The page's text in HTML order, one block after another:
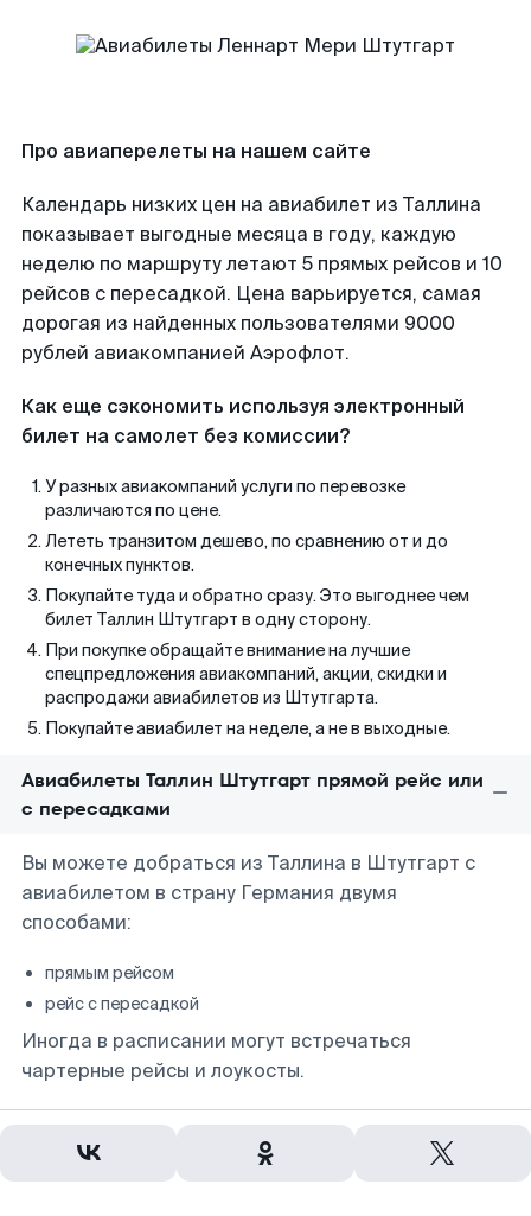
Про авиаперелеты на нашем сайте
Календарь низких цен на авиабилет из Таллина
показывает выгодные месяца в году, каждую
неделю по маршруту летают 5 прямых рейсов и 10
рейсов с пересадкой. Цена варьируется, самая
дорогая из найденных пользователями 9000
рублей авиакомпанией Аэрофлот.
Как еще сэкономить используя электронный
билет на самолет без комиссии?
У разных авиакомпаний услуги по перевозке
различаются по цене.
Лететь транзитом дешево, по сравнению от и до
конечных пунктов.
Покупайте туда и обратно сразу. Это выгоднее чем
билет Таллин Штутгарт в одну сторону.
При покупке обращайте внимание на лучшие
спецпредложения авиакомпаний, акции, скидки и
распродажи авиабилетов из Штутгарта.
Покупайте авиабилет на неделе, а не в выходные.
Авиабилеты Таллин Штутгарт прямой рейс или
с пересадками
Вы можете добраться из Таллина в Штутгарт с
авиабилетом в страну Германия двумя
способами:
прямым рейсом
рейс с пересадкой
Иногда в расписании могут встречаться
чартерные рейсы и лоукосты.